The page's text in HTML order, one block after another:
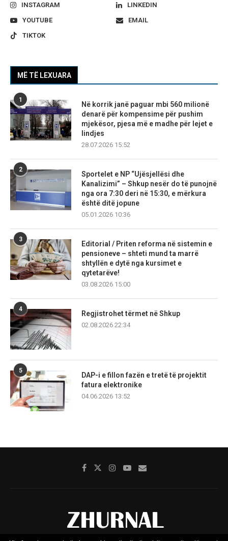
INSTAGRAM
LINKEDIN
YOUTUBE
EMAIL
TIKTOK
MË TË LEXUARA
1
Në korrik janë paguar mbi 560 milionë
denarë për kompensime për pushim
mjekësor, pjesa më e madhe për lejet e
lindjes
28.07.2026 15:52
2
Sportelet e NP “Ujësjellësi dhe
Kanalizimi” – Shkup nesër do të punojnë
nga ora 7:30 deri në 15:30, e mërkura
është ditë jopune
05.01.2026 10:36
3
Editorial / Priten reforma në sistemin e
pensioneve – shteti mund ta marrë
shtyllën e dytë nga kursimet e
qytetarëve!
03.08.2026 15:00
4
Regjistrohet tërmet në Shkup
02.08.2026 22:34
5
DAP-i e fillon fazën e tretë të projektit
fatura elektronike
04.06.2026 13:52